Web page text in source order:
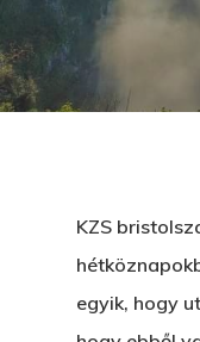
KZS
egyik, hogy